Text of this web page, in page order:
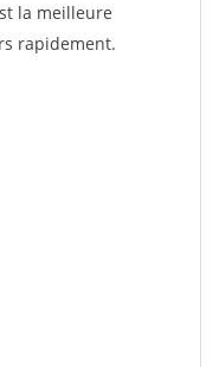
la meilleure
rapidement.